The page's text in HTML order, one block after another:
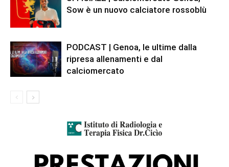
Sow è un nuovo calciatore rossoblù
PODCAST | Genoa, le ultime dalla
ripresa allenamenti e dal
calciomercato